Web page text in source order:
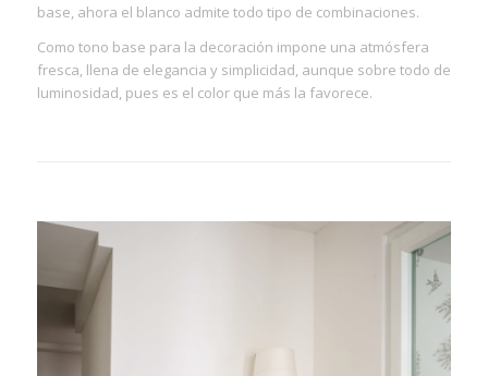
base, ahora el blanco admite todo tipo de combinaciones.
Como tono base para la decoración impone una atmósfera
fresca, llena de elegancia y simplicidad, aunque sobre todo de
luminosidad, pues es el color que más la favorece.